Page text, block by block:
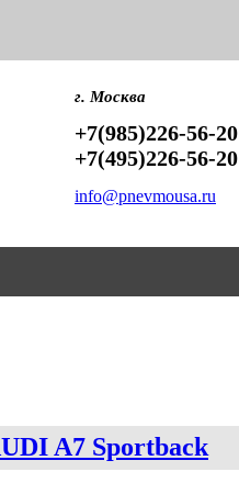
г. Москва
+7(985)226-56-20
+7(495)226-56-20
info@pnevmousa.ru
A7 Sportback